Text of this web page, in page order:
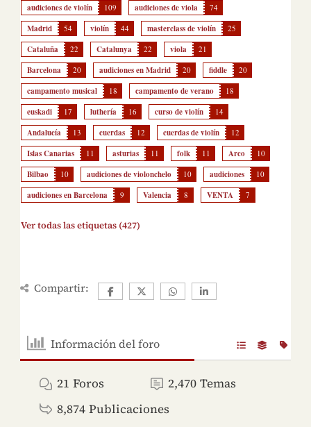
audiciones de violín 109 audiciones de viola 74
Madrid 54 violín 44 masterclass de violín 25
Cataluña 22 Catalunya 22 viola 21
Barcelona 20 audiciones en Madrid 20 fiddle 20
campamento musical 18 campamento de verano 18
euskadi 17 luthería 16 curso de violín 14
Andalucía 13 cuerdas 12 cuerdas de violín 12
Islas Canarias 11 asturias 11 folk 11 Arco 10
Bilbao 10 audiciones de violonchelo 10 audiciones 10
audiciones en Barcelona 9 Valencia 8 VENTA 7
Ver todas las etiquetas (427)
Compartir:
Información del foro
21 Foros 2,470 Temas
8,874 Publicaciones